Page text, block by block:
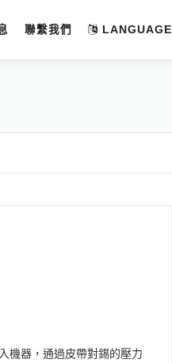
聯繫我們 LANGUAGE
機器，通過皮帶對錫的壓力